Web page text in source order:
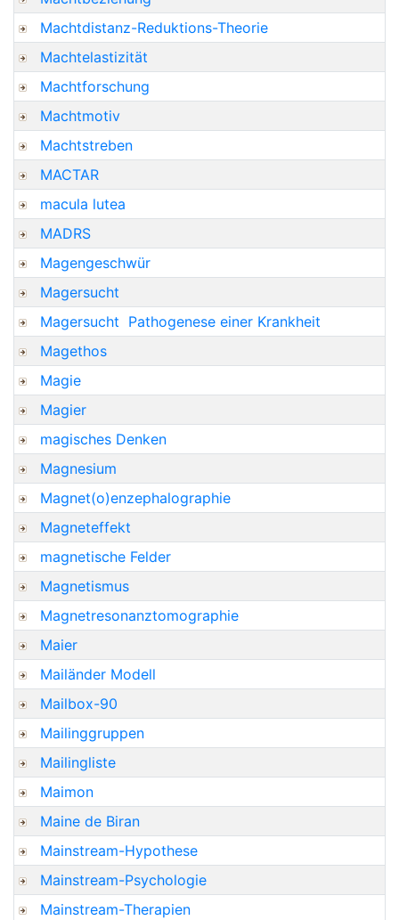
Machtdistanz-Reduktions-Theorie
Machtelastizität
Machtforschung
Machtmotiv
Machtstreben
MACTAR
macula lutea
MADRS
Magengeschwür
Magersucht
Magersucht  Pathogenese einer Krankheit
Magethos
Magie
Magier
magisches Denken
Magnesium
Magnet(o)enzephalographie
Magneteffekt
magnetische Felder
Magnetismus
Magnetresonanztomographie
Maier
Mailänder Modell
Mailbox-90
Mailinggruppen
Mailingliste
Maimon
Maine de Biran
Mainstream-Hypothese
Mainstream-Psychologie
Mainstream-Therapien